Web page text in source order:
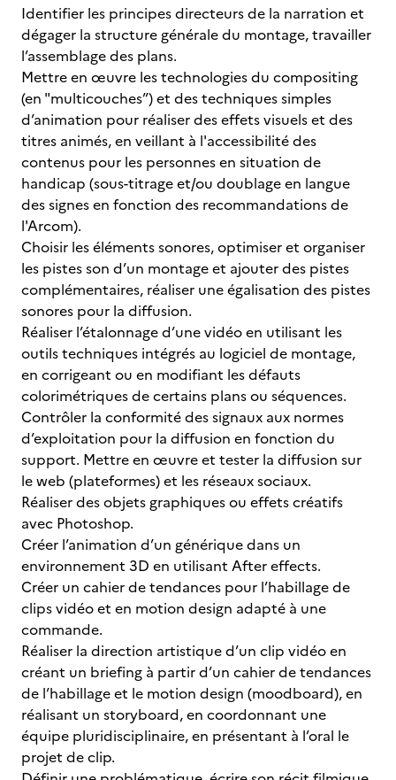
Identifier les principes directeurs de la narration et
dégager la structure générale du montage, travailler
l’assemblage des plans.
Mettre en œuvre les technologies du compositing
(en "multicouches”) et des techniques simples
d’animation pour réaliser des effets visuels et des
titres animés, en veillant à l'accessibilité des
contenus pour les personnes en situation de
handicap (sous-titrage et/ou doublage en langue
des signes en fonction des recommandations de
l'Arcom).
Choisir les éléments sonores, optimiser et organiser
les pistes son d’un montage et ajouter des pistes
complémentaires, réaliser une égalisation des pistes
sonores pour la diffusion.
Réaliser l’étalonnage d’une vidéo en utilisant les
outils techniques intégrés au logiciel de montage,
en corrigeant ou en modifiant les défauts
colorimétriques de certains plans ou séquences.
Contrôler la conformité des signaux aux normes
d’exploitation pour la diffusion en fonction du
support. Mettre en œuvre et tester la diffusion sur
le web (plateformes) et les réseaux sociaux.
Réaliser des objets graphiques ou effets créatifs
avec Photoshop.
Créer l’animation d’un générique dans un
environnement 3D en utilisant After effects.
Créer un cahier de tendances pour l’habillage de
clips vidéo et en motion design adapté à une
commande.
Réaliser la direction artistique d’un clip vidéo en
créant un briefing à partir d’un cahier de tendances
de l’habillage et le motion design (moodboard), en
réalisant un storyboard, en coordonnant une
équipe pluridisciplinaire, en présentant à l’oral le
projet de clip.